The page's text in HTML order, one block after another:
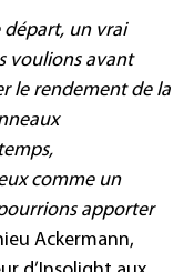
départ, un vrai
voulions avant
le rendement de la
comme un
apporter
Ackermann,